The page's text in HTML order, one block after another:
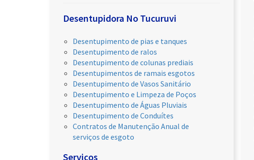
Desentupidora No Tucuruvi
Desentupimento de pias e tanques
Desentupimento de ralos
Desentupimento de colunas prediais
Desentupimentos de ramais esgotos
Desentupimento de Vasos Sanitário
Desentupimento e Limpeza de Poços
Desentupimento de Águas Pluviais
Desentupimento de Conduítes
Contratos de Manutenção Anual de
serviços de esgoto
Serviços